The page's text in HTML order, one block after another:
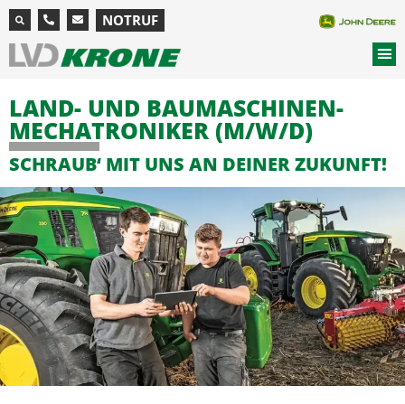
NOTRUF
LAND- UND BAU­MASCHINEN­­
MECHATRO­NIKER (M/W/D)
SCHRAUB‘ MIT UNS AN DEINER ZUKUNFT!